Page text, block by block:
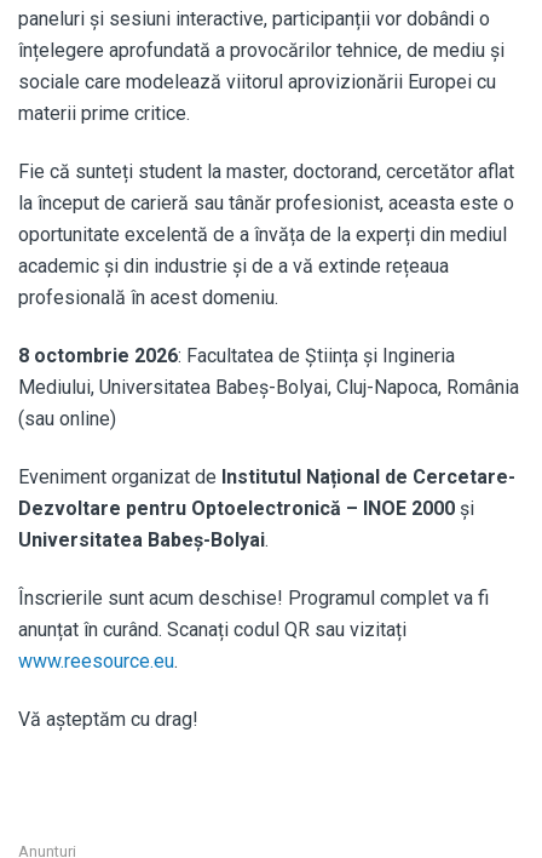
paneluri și sesiuni interactive, participanții vor dobândi o
înțelegere aprofundată a provocărilor tehnice, de mediu și
sociale care modelează viitorul aprovizionării Europei cu
materii prime critice.
Fie că sunteți student la master, doctorand, cercetător aflat
la început de carieră sau tânăr profesionist, aceasta este o
oportunitate excelentă de a învăța de la experți din mediul
academic și din industrie și de a vă extinde rețeaua
profesională în acest domeniu.
8 octombrie 2026: Facultatea de Știința și Ingineria
Mediului, Universitatea Babeș-Bolyai, Cluj-Napoca, România
(sau online)
Eveniment organizat de Institutul Național de Cercetare-
Dezvoltare pentru Optoelectronică – INOE 2000 și
Universitatea Babeș-Bolyai.
Înscrierile sunt acum deschise! Programul complet va fi
anunțat în curând. Scanați codul QR sau vizitați
www.reesource.eu.
Vă așteptăm cu drag!
Anunturi